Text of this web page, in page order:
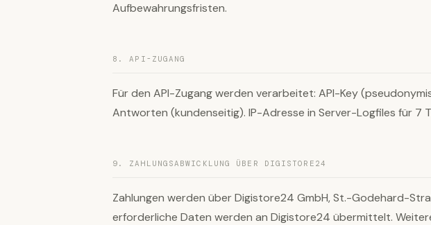
Aufbewahrungsfristen.
8. API-ZUGANG
Für den API-Zugang werden verarbeitet: API-Key
Antworten (kundenseitig). IP-Adresse in Server-Logfiles für 7
9. ZAHLUNGSABWICKLUNG ÜBER DIGISTORE24
Zahlungen werden über Digistore24 GmbH, St.-Godehard-
erforderliche Daten werden an Digistore24 übermittelt.